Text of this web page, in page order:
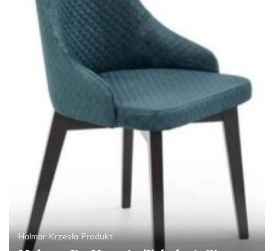
Halmar Krzesła Produkt